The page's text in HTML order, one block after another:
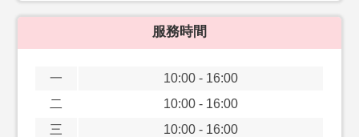
服務時間
一
10:00 - 16:00
二
10:00 - 16:00
三
10:00 - 16:00